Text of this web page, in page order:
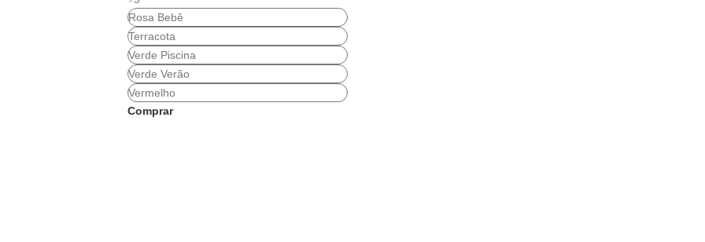
Rosa Bebê
Terracota
Verde Piscina
Verde Verão
Vermelho
Comprar